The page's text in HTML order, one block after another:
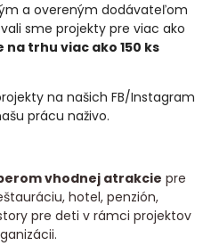
a overeným dodávateľom
sme projekty pre viac ako
trhu viac ako 150 ks
na našich FB/Instagram
prácu naživo.
vhodnej atrakcie pre
hotel, penzión,
pre deti v rámci projektov